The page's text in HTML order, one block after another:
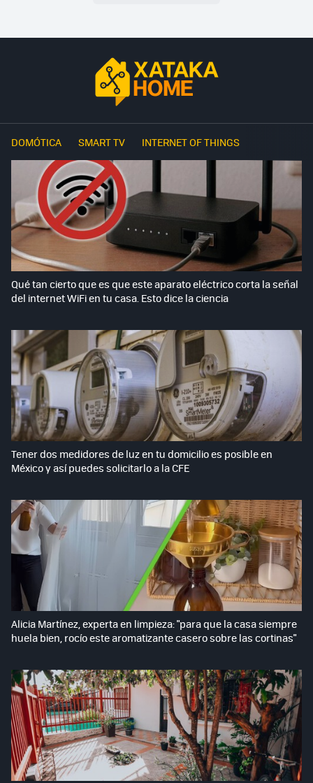
DOMÓTICA SMART TV INTERNET OF THINGS
Qué tan cierto que es que este aparato eléctrico corta la señal
del internet WiFi en tu casa. Esto dice la ciencia
Tener dos medidores de luz en tu domicilio es posible en
México y así puedes solicitarlo a la CFE
Alicia Martínez, experta en limpieza: "para que la casa siempre
huela bien, rocío este aromatizante casero sobre las cortinas"